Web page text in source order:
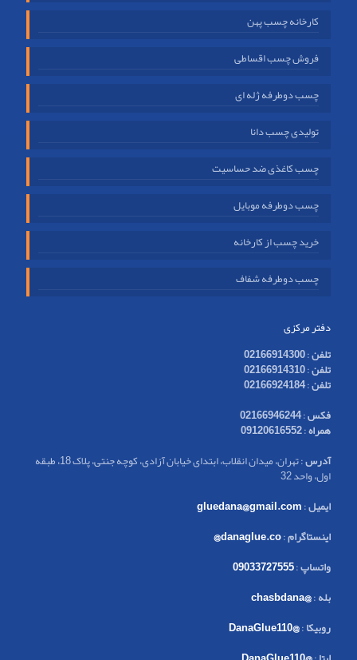
کارخانه چسب پهن
فروش چسب اقساطی
چسب دوطرفه ژله ای
تولیدی چسب دانا
چسب کاغذی ضد حساسیت
چسب دوطرفه موبایل
خرید چسب از کارخانه
چسب دوطرفه شفاف
دفتر مرکزی
تلفن:
02166914300
تلفن:
02166914310
تلفن:
02166924184
فکس:
02166946244
همراه:
09120616552
آدرس
: تهران، میدان انقلاب، ابتدای خیابان آزادی، کوچه جنتی، پلاک 18، طبقه
اول، واحد 32
ایمیل:
gluedana@gmail.com
اینستاگرام:
danaglue.co@
واتساپ:
09033727555
بله:
@chasbdana
روبیکا:
@DanaGlue110